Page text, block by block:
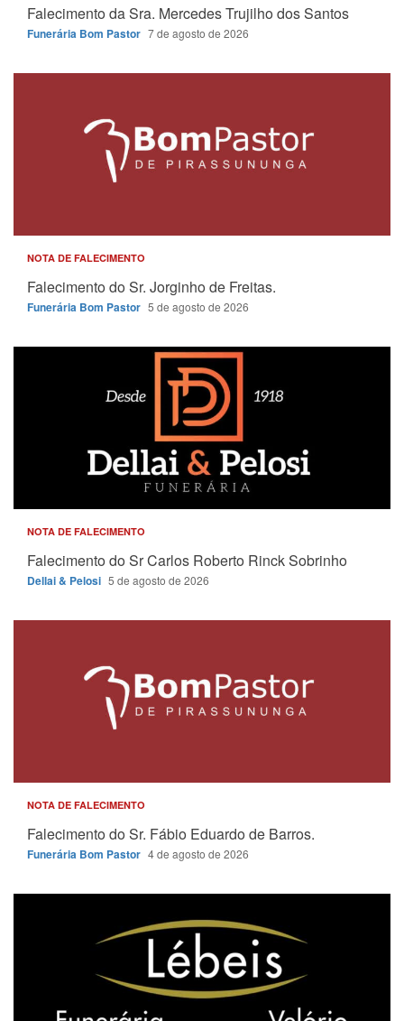
Falecimento da Sra. Mercedes Trujilho dos Santos
Funerária Bom Pastor 7 de agosto de 2026
NOTA DE FALECIMENTO
Falecimento do Sr. Jorginho de Freitas.
Funerária Bom Pastor 5 de agosto de 2026
NOTA DE FALECIMENTO
Falecimento do Sr Carlos Roberto Rinck Sobrinho
Dellai & Pelosi 5 de agosto de 2026
NOTA DE FALECIMENTO
Falecimento do Sr. Fábio Eduardo de Barros.
Funerária Bom Pastor 4 de agosto de 2026